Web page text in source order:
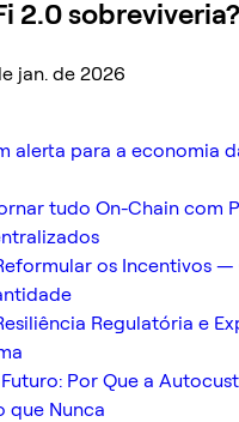
2.0 sobreviveria?
jan. de 2026
alerta para a economia
tudo On-Chain com
os Incentivos
Regulatória e
Por Que a
que Nunca